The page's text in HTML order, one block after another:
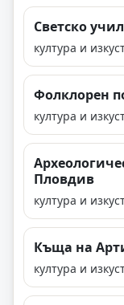
Светско
култура и
Фолклорен
култура и
Пловдив
култура и
Къща на
култура и